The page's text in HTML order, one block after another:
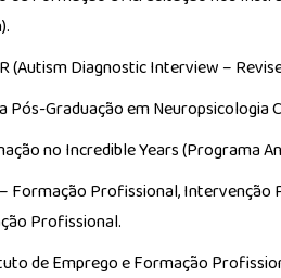
(Autism Diagnostic Interview –
Pós-Graduação em Neuropsicologia
no Incredible Years (Programa
Formação Profissional, Intervenção
Profissional.
de Emprego e Formação